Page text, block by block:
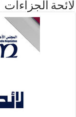
لائحة الجزاءات